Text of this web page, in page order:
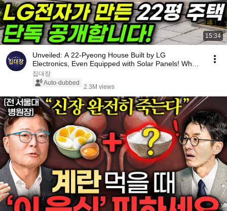
15:34
Unveiled: A 22-Pyeong House Built by LG
Electronics, Even Equipped with Solar Panels! What
Happen...
집대장
Auto-dubbed
2.3M views